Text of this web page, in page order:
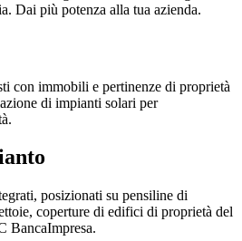
Dai più potenza alla tua azienda.
con immobili e pertinenze di proprietà
di impianti solari per
posizionati su pensiline di
coperture di edifici di proprietà del
BancaImpresa.